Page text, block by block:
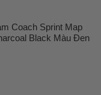
Coach Sprint Map
Black Màu Đen